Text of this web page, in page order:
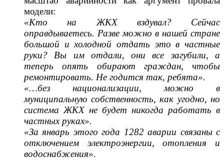
модели:
«Кто на ЖКХ вздувал? Сейчас
оправдываетесь. Разве можно в нашей стране
большой и холодной отдать это в частные
руки? Вы им отдали, они все загубили, а
теперь опять обирают граждан, чтобы
ремонтировать. Не годится так, ребята».
«…без национализации, можно в
муниципальную собственность, как угодно, но
система ЖКХ не будет никогда работать в
частных руках».
«За январь этого года 1282 аварии связаны с
отключением электроэнергии, отопления и
водоснабжения».